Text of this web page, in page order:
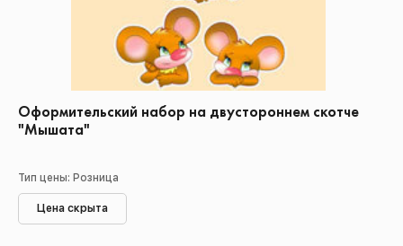
Оформительский набор на двустороннем скотче
"Мышата"
Тип цены: Розница
Цена скрыта